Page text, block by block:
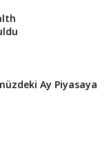
Ay Piyasaya